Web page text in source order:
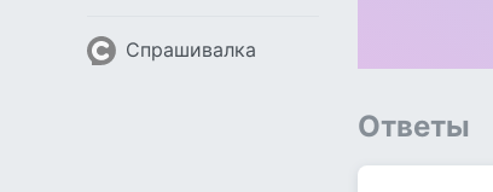
Спрашивалка
Ответы